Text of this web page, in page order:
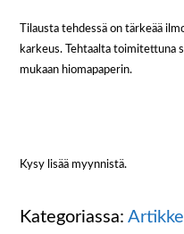
Tilausta tehdessä on tärkeää
karkeus. Tehtaalta toimitettuna
mukaan hiomapaperin.
Kysy lisää myynnistä.
Kategoriassa: